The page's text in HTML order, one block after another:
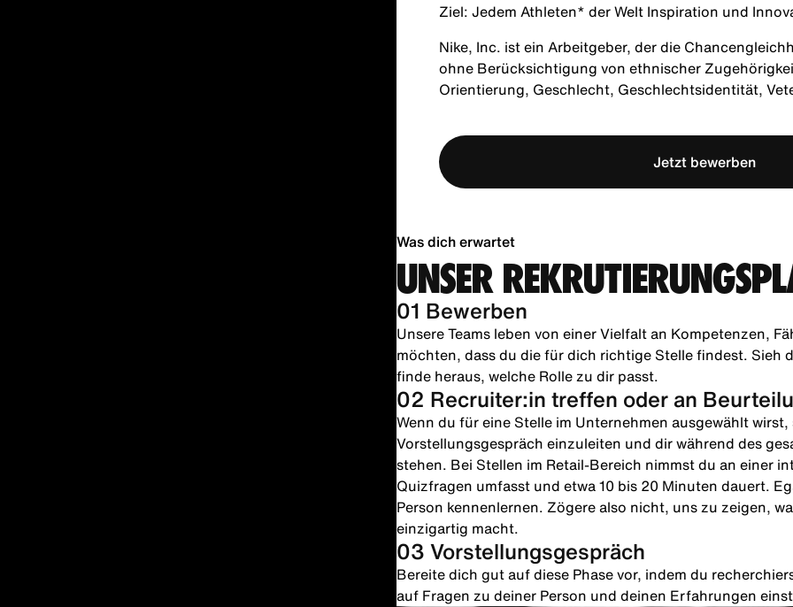
Ziel: Jedem Athleten* der Welt Inspiration und
Nike, Inc. ist ein Arbeitgeber, der die
ohne Berücksichtigung von ethnischer
Orientierung, Geschlecht, Geschlechtsidentität,
Jetzt bewerben
Was dich erwartet
UNSER
01 Bewerben
Unsere Teams leben von einer Vielfalt an Kompetenzen,
möchten, dass du die für dich richtige Stelle findest. Sieh
finde heraus, welche Rolle zu dir passt.
02 Recruiter:in treffen oder an
Wenn du für eine Stelle im Unternehmen ausgewählt
Vorstellungsgespräch einzuleiten und dir während des
stehen. Bei Stellen im Retail-Bereich nimmst du an einer
Quizfragen umfasst und etwa 10 bis 20 Minuten dauert.
Person kennenlernen. Zögere also nicht, uns zu zeigen,
einzigartig macht.
03 Vorstellungsgespräch
Bereite dich gut auf diese Phase vor, indem du
auf Fragen zu deiner Person und deinen Erfahrungen